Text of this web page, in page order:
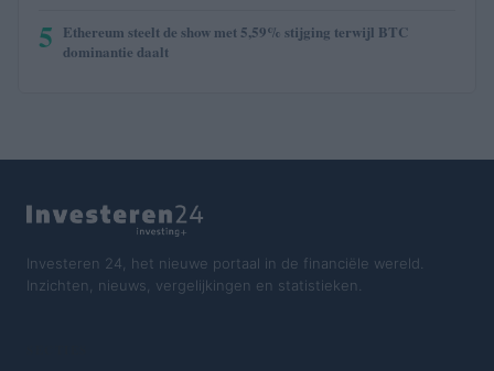
5 Ethereum steelt de show met 5,59% stijging terwijl BTC
dominantie daalt
Investeren 24, het nieuwe portaal in de financiële wereld.
Inzichten, nieuws, vergelijkingen en statistieken.